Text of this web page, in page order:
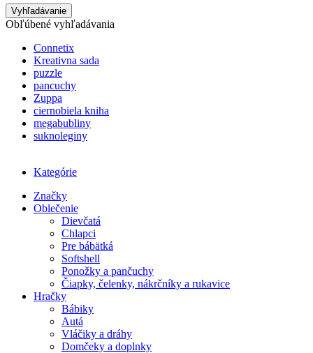
Vyhľadávanie
Obľúbené vyhľadávania
Connetix
Kreativna sada
puzzle
pancuchy
Zuppa
ciernobiela kniha
megabubliny
suknoleginy
Kategórie
Značky
Oblečenie
Dievčatá
Chlapci
Pre bábätká
Softshell
Ponožky a pančuchy
Čiapky, čelenky, nákrčníky a rukavice
Hračky
Bábiky
Autá
Vláčiky a dráhy
Domčeky a doplnky